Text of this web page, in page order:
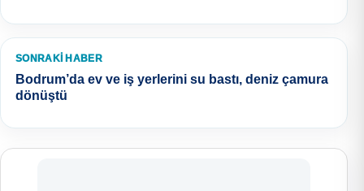
SONRAKI HABER
Bodrum’da ev ve iş yerlerini su bastı, deniz çamura
dönüştü